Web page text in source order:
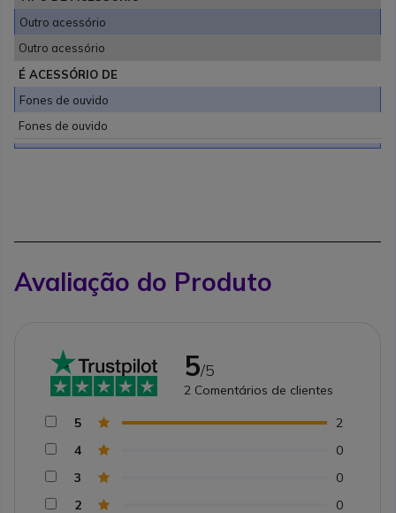
Outro acessório
Outro acessório
É ACESSÓRIO DE
Fones de ouvido
Fones de ouvido
Avaliação do Produto
5/5
2 Comentários de clientes
5
2
4
0
3
0
2
0